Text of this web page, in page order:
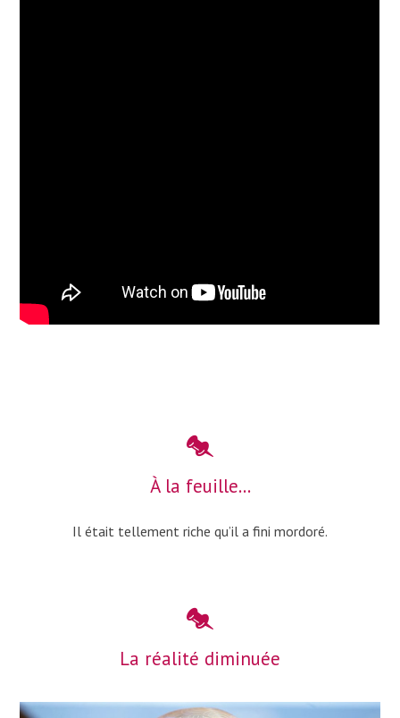
À la feuille…
Il était tellement riche qu’il a fini mordoré.
La réalité diminuée